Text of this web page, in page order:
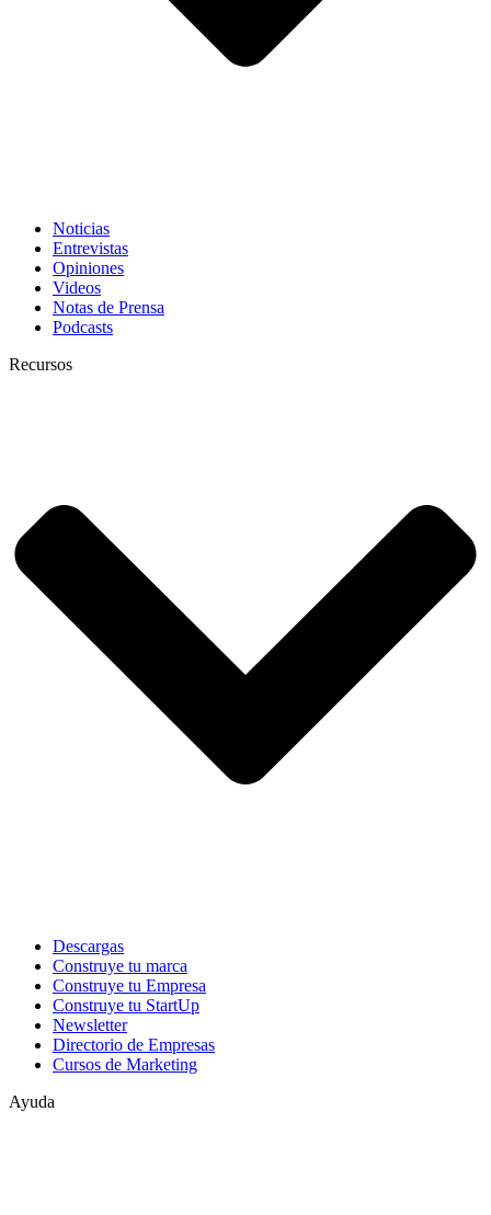
Noticias
Entrevistas
Opiniones
Videos
Notas de Prensa
Podcasts
Recursos
Descargas
Construye tu marca
Construye tu Empresa
Construye tu StartUp
Newsletter
Directorio de Empresas
Cursos de Marketing
Ayuda